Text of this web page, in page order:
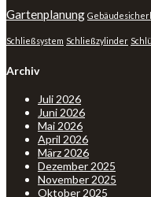
Gartenplanung
Schließsystem Schließzylinder
Archiv
Juli 2026
Juni 2026
Mai 2026
April 2026
März 2026
Dezember 2025
November 2025
Oktober 2025